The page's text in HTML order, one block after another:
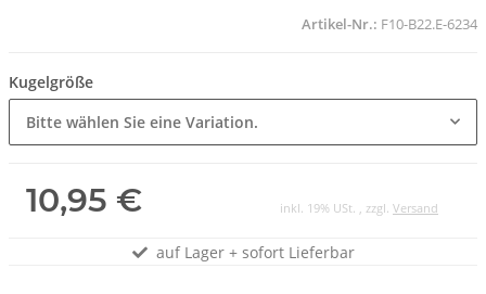
Artikel-Nr.: F10-B22.E-6234
Kugelgröße
Bitte wählen Sie eine Variation.
10,95 € inkl. 19% USt. , zzgl. Versand
auf Lager + sofort Lieferbar